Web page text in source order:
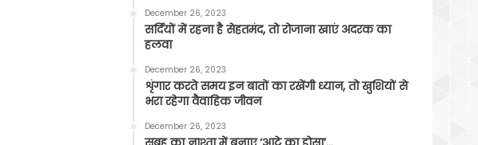
December 26, 2023
सर्दियों में रहना है सेहतमंद, तो रोजाना खाएं अदरक का
हलवा
December 26, 2023
शृंगार करते समय इन बातों का रखेंगी ध्यान, तो खुशियों से
भरा रहेगा वैवाहिक जीवन
December 26, 2023